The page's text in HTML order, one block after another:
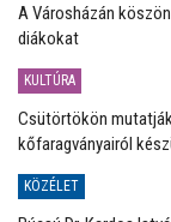
A Városházán
diákokat
KULTÚRA
Csütörtökön
kőfaragványairól
KÖZÉLET